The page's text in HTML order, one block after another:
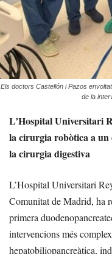
Els doctors Castellón i Pazos
de la
L’Hospital Universitari
la cirurgia robòtica a un
la cirurgia digestiva
L’Hospital Universitari
Comunitat de Madrid, ha
primera
intervencions més
hepatobiliopancreàtica,